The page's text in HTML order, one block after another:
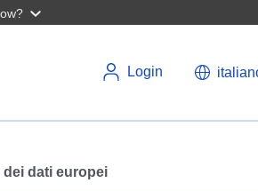
Login
dei dati europei